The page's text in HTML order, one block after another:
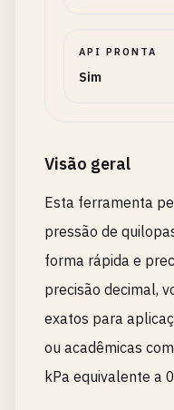
API PRONTA
Sim
Visão geral
Esta ferramenta
pressão de
forma rápida e
precisão decimal,
exatos para
ou acadêmicas
kPa equivalente a